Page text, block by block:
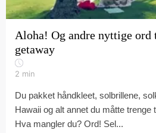
Aloha! Og andre nyttige
getaway
2 min
Du pakket håndkleet, solbrillene,
Hawaii og alt annet du måtte trenge
Hva mangler du? Ord! Sel...